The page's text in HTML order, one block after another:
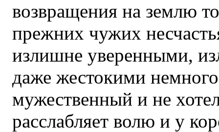
возвращения на землю
прежних чужих
излишне уверенными,
даже жестокими
мужественный и не
расслабляет волю и у